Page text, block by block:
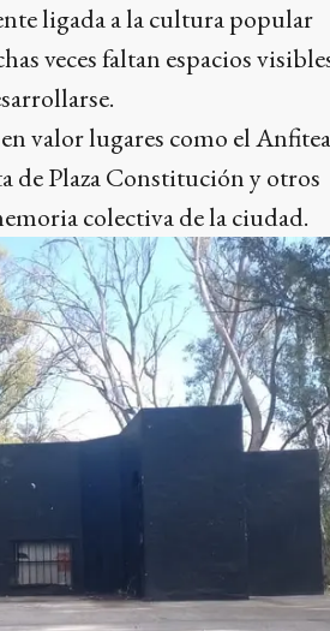
ligada a la cultura popular
veces faltan espacios
valor lugares como el
de Plaza Constitución y otros
colectiva de la ciudad.